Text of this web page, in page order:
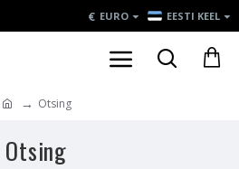
€ EURO EESTI KEEL
Otsing
Otsing